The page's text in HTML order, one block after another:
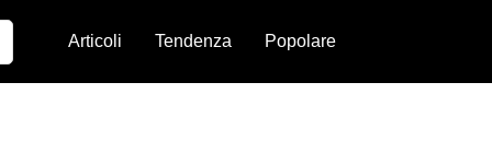
Articoli Tendenza Popolare